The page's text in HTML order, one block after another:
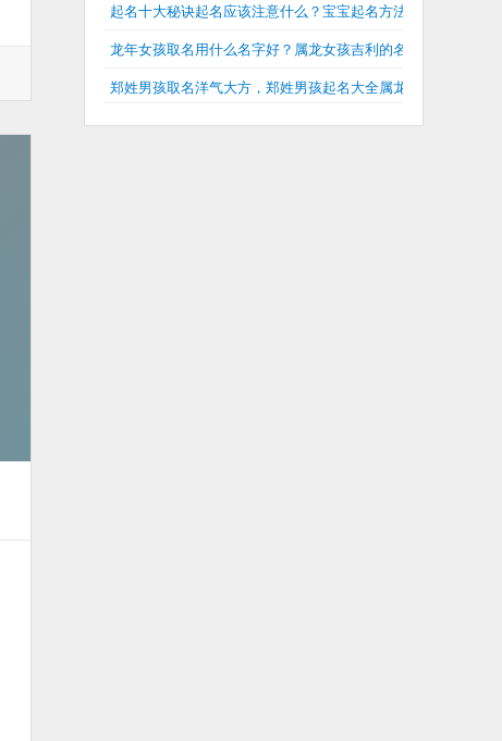
起名十大秘诀起名应该注意什么？宝宝起名方法有几种？
龙年女孩取名用什么名字好？属龙女孩吉利的名字大全
郑姓男孩取名洋气大方，郑姓男孩起名大全属龙